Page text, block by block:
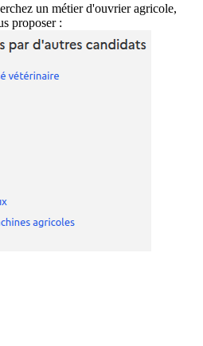
un métier d'ouvrier agricole,
proposer :